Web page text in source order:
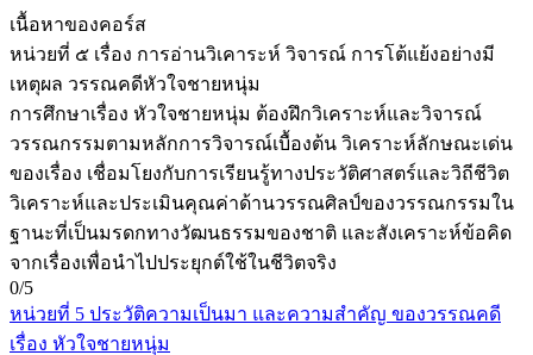
เนื้อหาของคอร์ส
หน่วยที่ ๕ เรื่อง การอ่านวิเคาระห์ วิจารณ์ การโต้แย้งอย่างมี
เหตุผล วรรณคดีหัวใจชายหนุ่ม
การศึกษาเรื่อง หัวใจชายหนุ่ม ต้องฝึกวิเคราะห์และวิจารณ์
วรรณกรรมตามหลักการวิจารณ์เบื้องต้น วิเคราะห์ลักษณะเด่น
ของเรื่อง เชื่อมโยงกับการเรียนรู้ทางประวัติศาสตร์และวิถีชีวิต
วิเคราะห์และประเมินคุณค่าด้านวรรณศิลป์ของวรรณกรรมใน
ฐานะที่เป็นมรดกทางวัฒนธรรมของชาติ และสังเคราะห์ข้อคิด
จากเรื่องเพื่อนำไปประยุกต์ใช้ในชีวิตจริง
0/5
หน่วยที่ 5 ประวัติความเป็นมา และความสำคัญ ของวรรณคดี
เรื่อง หัวใจชายหนุ่ม